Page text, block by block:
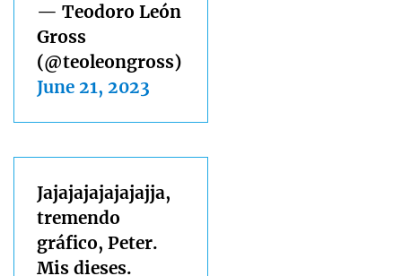
— Teodoro León
Gross
(@teoleongross)
June 21, 2023
Jajajajajajajajja,
tremendo
gráfico, Peter.
Mis dieses.